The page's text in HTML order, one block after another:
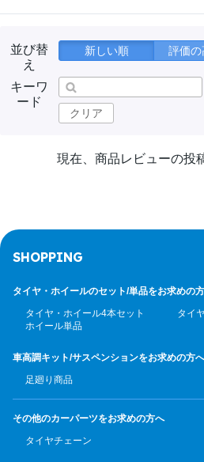
並び替
え
新しい順 評価
キーワ
ード
クリア
現在、商品レビューの投
SHOPPING
タイヤ・ホイールのセット/単品をお求めの
タイヤ・ホイール4本セット
タイ
ホイール単品
車高調キット/サスペンションをお求めの方へ
足廻り商品
その他のカーパーツをお求めの方へ
タイヤチェーン